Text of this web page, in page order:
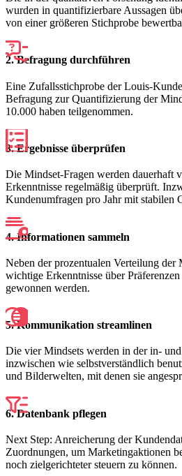
wurden in quantifizierbare Aussagen
von einer größeren Stichprobe
2. Befragung durchführen
Eine Zufallsstichprobe der Louis-
Befragung zur Quantifizierung der
10.000 haben teilgenommen.
3. Ergebnisse überprüfen
Die Mindset-Fragen werden dauerhaft
Erkenntnisse regelmäßig überprüft.
Kundenumfragen pro Jahr mit stabilen
4. Informationen sammeln
Neben der prozentualen Verteilung der
wichtige Erkenntnisse über
gewonnen werden.
5. Kommunikation streamlinen
Die vier Mindsets werden in der in-
inzwischen wie selbstverständlich
und Bilderwelten, mit denen sie
6. Datenbank pflegen
Next Step: Anreicherung der
Zuordnungen, um Marketingaktionen
noch zielgerichteter steuern zu können.